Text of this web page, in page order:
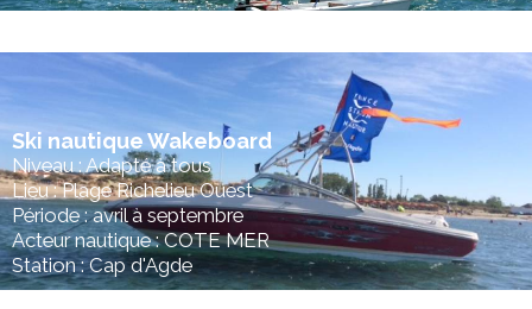
Ski nautique Wakeboard
Niveau : Adapté à tous
Lieu : Plage Richelieu Ouest
Période : avril à septembre
Acteur nautique : COTE MER
Station : Cap d'Agde